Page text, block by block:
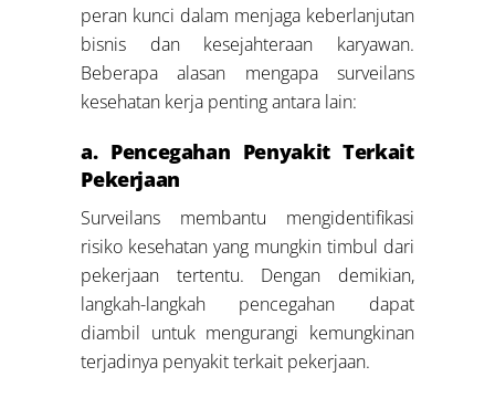
peran kunci dalam menjaga keberlanjutan
bisnis dan kesejahteraan karyawan.
Beberapa alasan mengapa surveilans
kesehatan kerja penting antara lain:
a. Pencegahan Penyakit Terkait
Pekerjaan
Surveilans membantu mengidentifikasi
risiko kesehatan yang mungkin timbul dari
pekerjaan tertentu. Dengan demikian,
langkah-langkah pencegahan dapat
diambil untuk mengurangi kemungkinan
terjadinya penyakit terkait pekerjaan.